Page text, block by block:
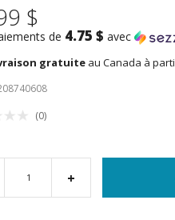
$
de 4.75 $ avec
gratuite au Canada à
(0)
+